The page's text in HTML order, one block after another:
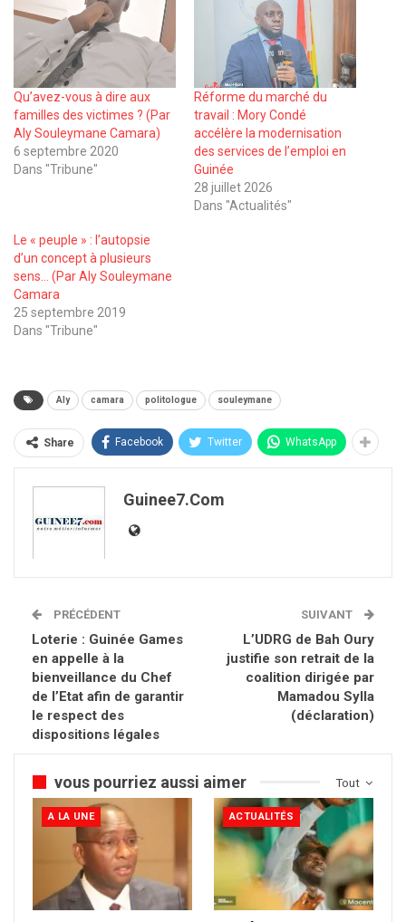
Qu’avez-vous à dire aux
familles des victimes ? (Par
Aly Souleymane Camara)
6 septembre 2020
Dans "Tribune"
Réforme du marché du
travail : Mory Condé
accélère la modernisation
des services de l’emploi en
Guinée
28 juillet 2026
Dans "Actualités"
Le « peuple » : l’autopsie
d’un concept à plusieurs
sens… (Par Aly Souleymane
Camara
25 septembre 2019
Dans "Tribune"
Aly camara politologue souleymane
Share Facebook Twitter WhatsApp
Guinee7.com
PRÉCÉDENT
Loterie : Guinée Games
en appelle à la
bienveillance du Chef
de l’Etat afin de garantir
le respect des
dispositions légales
SUIVANT
L’UDRG de Bah Oury
justifie son retrait de la
coalition dirigée par
Mamadou Sylla
(déclaration)
Tout
vous pourriez aussi aimer
A LA UNE ACTUALITÉS